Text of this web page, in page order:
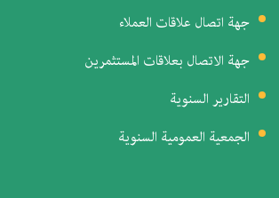
جهة اتصال علاقات العملاء
جهة الاتصال بعلاقات المستثمرين
التقارير السنوية
الجمعية العمومية السنوية